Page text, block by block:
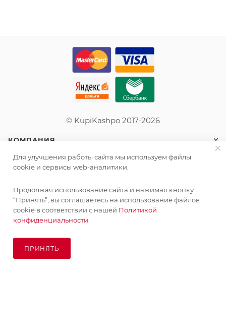
© KupiKashpo 2017-2026
КОМПАНИЯ
ИНФОРМАЦИЯ
ПОМОЩЬ
ПОДПИСАТЬСЯ НА РАССЫЛКУ
Для улучшения работы сайта мы используем файлы
cookie и сервисы web-аналитики.
Продолжая использование сайта и нажимая кнопку
“Принять”, вы соглашаетесь на использование файлов
cookie в соответствии с нашей Политикой
конфиденциальности.
ПРИНЯТЬ